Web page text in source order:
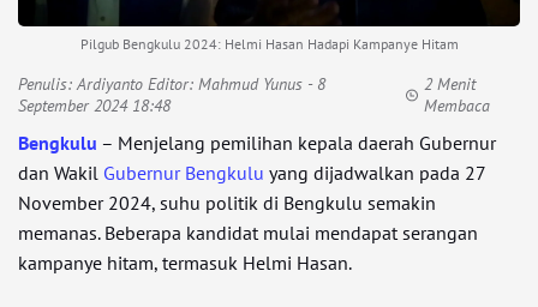
Pilgub Bengkulu 2024: Helmi Hasan Hadapi Kampanye Hitam
Penulis:Ardiyanto Editor: Mahmud Yunus - 8
September 2024 18:48
2 Menit
Membaca
Bengkulu – Menjelang pemilihan kepala daerah Gubernur
dan Wakil Gubernur Bengkulu yang dijadwalkan pada 27
November 2024, suhu politik di Bengkulu semakin
memanas. Beberapa kandidat mulai mendapat serangan
kampanye hitam, termasuk Helmi Hasan.